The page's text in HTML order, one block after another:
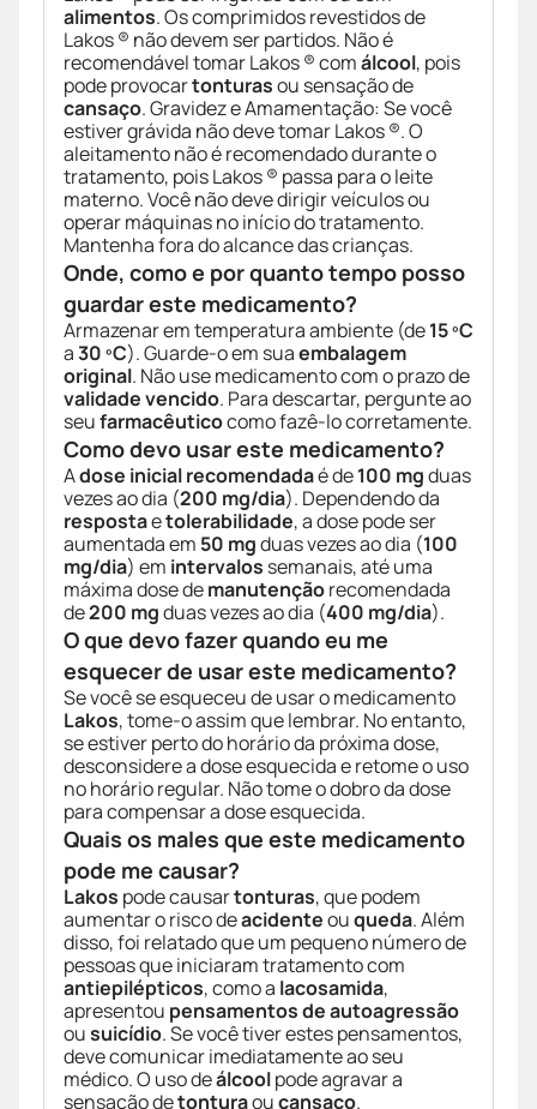
alimentos. Os comprimidos revestidos de
Lakos ® não devem ser partidos. Não é
recomendável tomar Lakos ® comálcool, pois
pode provocartonturasou sensação de
cansaço. Gravidez e Amamentação: Se você
estiver grávida não deve tomar Lakos ®. O
aleitamento não é recomendado durante o
tratamento, pois Lakos ® passa para o leite
materno. Você não deve dirigir veículos ou
operar máquinas no início do tratamento.
Mantenha fora do alcance das crianças.
Onde, como e por quanto tempo posso
guardar este medicamento?
Armazenar em temperatura ambiente (de15 ºC
a30 ºC). Guarde-o em suaembalagem
original. Não use medicamento com o prazo de
validade vencido. Para descartar, pergunte ao
seufarmacêuticocomo fazê-lo corretamente.
Como devo usar este medicamento?
Adose inicial recomendadaé de100 mgduas
vezes ao dia (200 mg/dia). Dependendo da
respostaetolerabilidade, a dose pode ser
aumentada em 50 mgduas vezes ao dia (100
mg/dia) em intervalos semanais, até uma
máxima dose demanutençãorecomendada
de200 mgduas vezes ao dia (400 mg/dia).
O que devo fazer quando eu me
esquecer de usar este medicamento?
Se você se esqueceu de usar o medicamento
Lakos, tome-o assim que lembrar. No entanto,
se estiver perto do horário da próxima dose,
desconsidere a dose esquecida e retome o uso
no horário regular. Não tome o dobro da dose
para compensar a dose esquecida.
Quais os males que este medicamento
pode me causar?
Lakos pode causartonturas, que podem
aumentar o risco deacidenteouqueda. Além
disso, foi relatado que um pequeno número de
pessoas que iniciaram tratamento com
antiepilépticos, como a lacosamida,
apresentou pensamentos de autoagressão
ousuicídio. Se você tiver estes pensamentos,
deve comunicar imediatamente ao seu
médico. O uso deálcoolpode agravar a
sensação detonturaoucansaço.